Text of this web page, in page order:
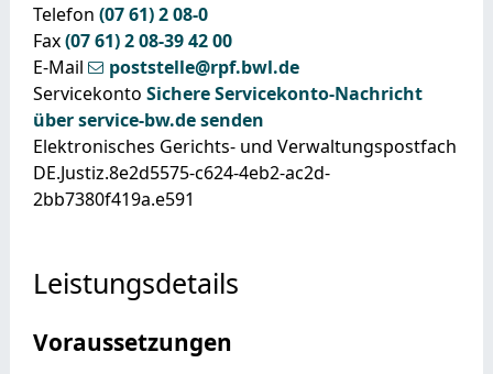
Telefon (0761) 208-0
Fax(0761) 208-394200
E-Mail
poststelle@rpf.bwl.de
Servicekonto Sichere Servicekonto-Nachricht
über service-bw.de senden
Elektronisches Gerichts- und Verwaltungspostfach
DE.Justiz.8e2d5575-c624-4eb2-ac2d-
2bb7380f419a.e591
Leistungsdetails
Voraussetzungen